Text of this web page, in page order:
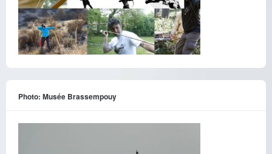
Photo: Musée Brassempouy